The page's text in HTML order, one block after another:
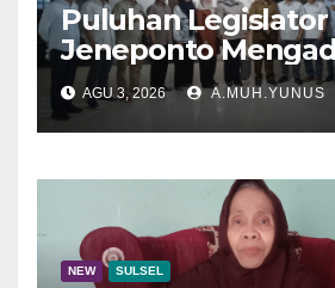
Puluhan Legislator
Jeneponto
Disdik Sulsel
AGU 3, 2026 A.MUH.YUNUS
NEW SULSEL